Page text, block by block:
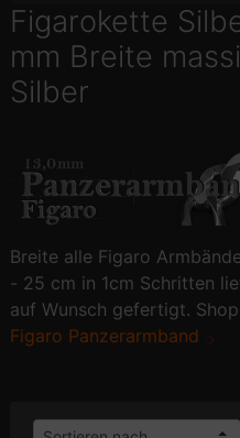
Figarokette
mm Breite
Silber
Breite alle Figaro
- 25 cm in 1cm Schritten
auf Wunsch gefertigt.
Figaro Panzerarmband